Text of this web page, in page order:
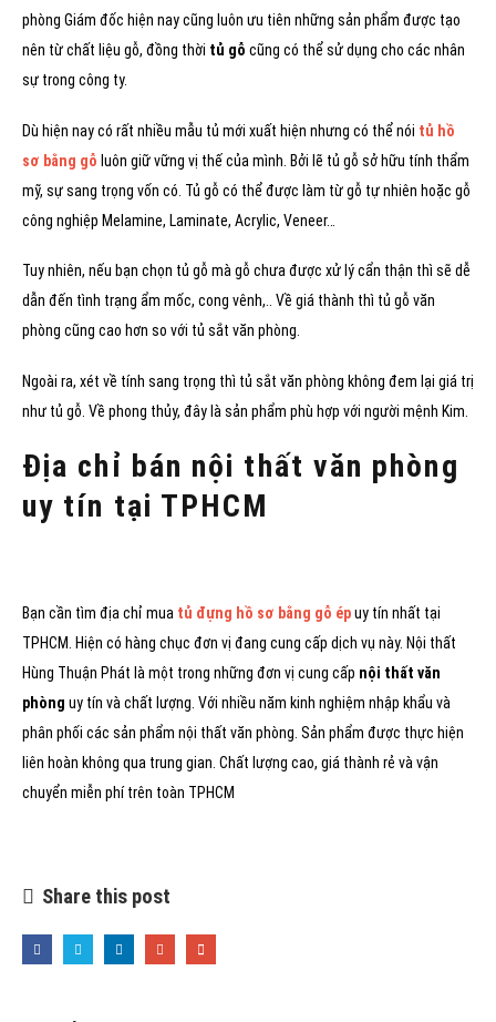
phòng Giám đốc hiện nay cũng luôn ưu tiên những sản phẩm được tạo
nên từ chất liệu gỗ, đồng thời tủ gỗ cũng có thể sử dụng cho các nhân
sự trong công ty.
Dù hiện nay có rất nhiều mẫu tủ mới xuất hiện nhưng có thể nói tủ hồ
sơ bằng gỗ luôn giữ vững vị thế của mình. Bởi lẽ tủ gỗ sở hữu tính thẩm
mỹ, sự sang trọng vốn có. Tủ gỗ có thể được làm từ gỗ tự nhiên hoặc gỗ
công nghiệp Melamine, Laminate, Acrylic, Veneer…
Tuy nhiên, nếu bạn chọn tủ gỗ mà gỗ chưa được xử lý cẩn thận thì sẽ dễ
dẫn đến tình trạng ẩm mốc, cong vênh,.. Về giá thành thì tủ gỗ văn
phòng cũng cao hơn so với tủ sắt văn phòng.
Ngoài ra, xét về tính sang trọng thì tủ sắt văn phòng không đem lại giá trị
như tủ gỗ. Về phong thủy, đây là sản phẩm phù hợp với người mệnh Kim.
Địa chỉ bán nội thất văn phòng
uy tín tại TPHCM
Bạn cần tìm địa chỉ mua tủ đựng hồ sơ bằng gỗ épuy tín nhất tại
TPHCM. Hiện có hàng chục đơn vị đang cung cấp dịch vụ này. Nội thất
Hùng Thuận Phát là một trong những đơn vị cung cấp nội thất văn
phòng uy tín và chất lượng. Với nhiều năm kinh nghiệm nhập khẩu và
phân phối các sản phẩm nội thất văn phòng. Sản phẩm được thực hiện
liên hoàn không qua trung gian. Chất lượng cao, giá thành rẻ và vận
chuyển miễn phí trên toàn TPHCM
Share this post